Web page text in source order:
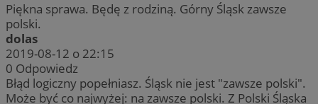
Piękna sprawa. Będę z rodziną. Górny Śląsk zawsze
polski.
dolas
2019-08-12 o 22:15
0 Odpowiedz
Błąd logiczny popełniasz. Śląsk nie jest "zawsze polski".
Może być co najwyżej: na zawsze polski. Z Polski Śląska